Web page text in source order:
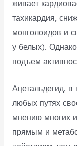
живает
тахикар­дия,
монголоидов и
у белых). Однако
подъем
Ацетальдегид, в
любых путях
мнению многих
прямым и